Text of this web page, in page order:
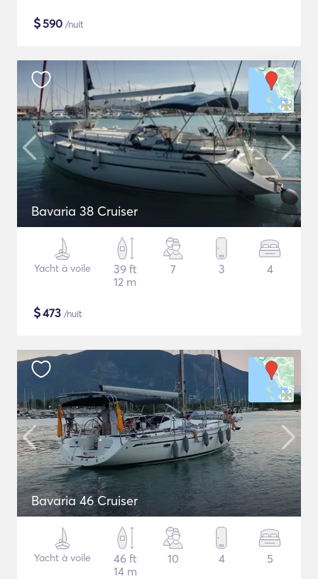
$590 /nuit
Bavaria 38 Cruiser
Yacht à voile
39 ft
12 m
7 3 4
$473 /nuit
Bavaria 46 Cruiser
Yacht à voile
46 ft
14 m
10 4 5